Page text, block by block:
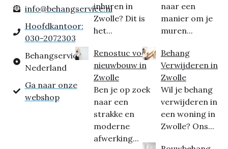
info@behangservice.nl
Hoofdkantoor:
030-2072303
Behangservice
Nederland
Ga naar onze
webshop
inhuren in
Zwolle? Dit is
het...
Renostuc voor
nieuwbouw in
Zwolle
Ben je op zoek
naar een
strakke en
moderne
afwerking...
naar een
manier om je
muren...
Behang
Verwijderen in
Zwolle
Wil je behang
verwijderen in
een woning in
Zwolle? Ons...